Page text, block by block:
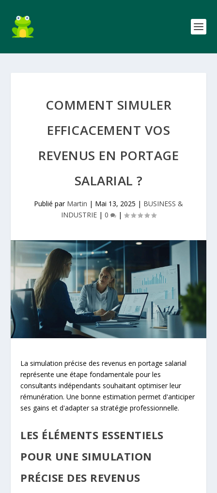
COMMENT SIMULER
EFFICACEMENT VOS
REVENUS EN PORTAGE
SALARIAL ?
Publié par Martin | Mai 13, 2025 | BUSINESS &
INDUSTRIE | 0 |
La simulation précise des revenus en portage salarial
représente une étape fondamentale pour les
consultants indépendants souhaitant optimiser leur
rémunération. Une bonne estimation permet d'anticiper
ses gains et d'adapter sa stratégie professionnelle.
LES ÉLÉMENTS ESSENTIELS
POUR UNE SIMULATION
PRÉCISE DES REVENUS